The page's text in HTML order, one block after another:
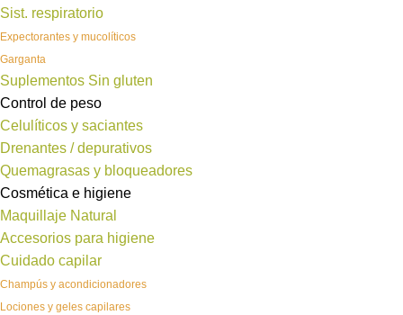
Sist. respiratorio
Expectorantes y mucolíticos
Garganta
Suplementos Sin gluten
Control de peso
Celulíticos y saciantes
Drenantes / depurativos
Quemagrasas y bloqueadores
Cosmética e higiene
Maquillaje Natural
Accesorios para higiene
Cuidado capilar
Champús y acondicionadores
Lociones y geles capilares